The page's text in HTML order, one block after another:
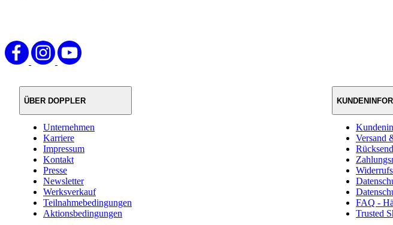
ÜBER DOPPLER
Unternehmen
Karriere
Impressum
Kontakt
Presse
Newsletter
Werksverkauf
Teilnahmebedingungen
Aktionsbedingungen
Versand
FAQ -
Trusted